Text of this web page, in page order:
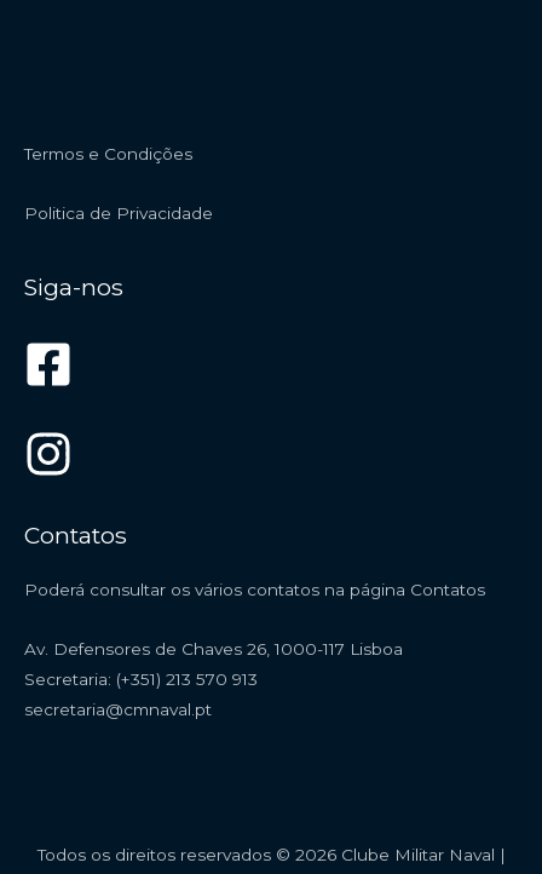
Termos e Condições
Politica de Privacidade
Siga-nos
Contatos
Poderá consultar os vários contatos na página Contatos
Av. Defensores de Chaves 26, 1000-117 Lisboa
Secretaria: (+351) 213 570 913
secretaria@cmnaval.pt
Todos os direitos reservados © 2026 Clube Militar Naval |